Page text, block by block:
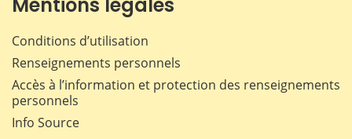
Conditions d’utilisation
Renseignements personnels
Accès à l’information et protection des renseignements
personnels
Info Source